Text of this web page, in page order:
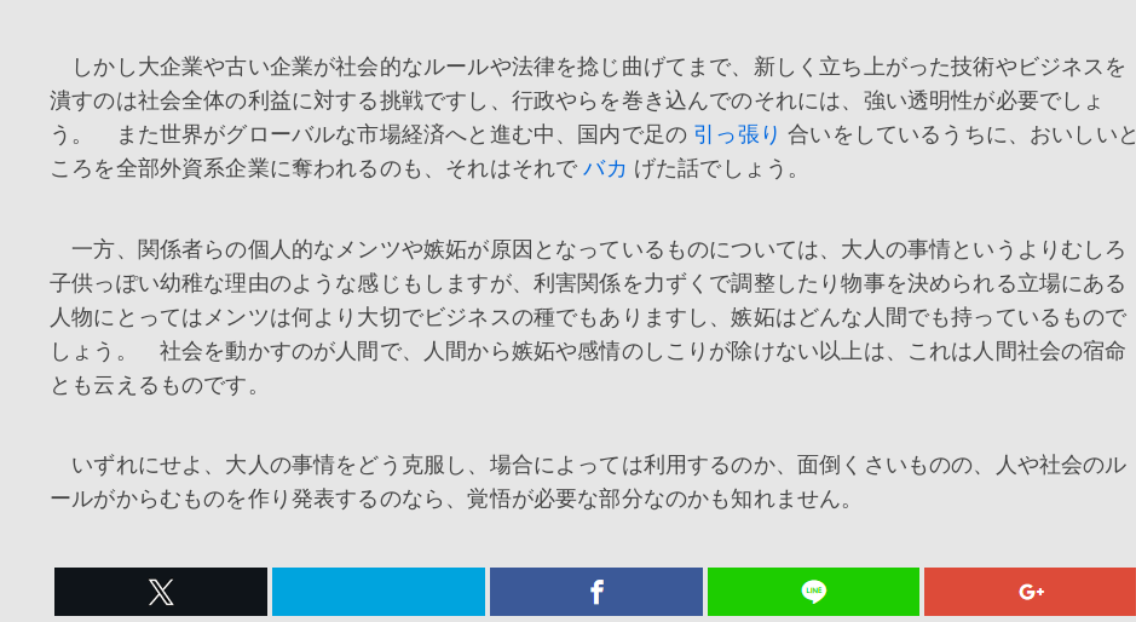
しかし大企業や古い企業が社会的なルールや法律を捻じ曲げてまで、新しく立ち上がった技術やビジネスを
潰すのは社会全体の利益に対する挑戦ですし、行政やらを巻き込んでのそれには、強い透明性が必要でしょ
う。 また世界がグローバルな市場経済へと進む中、国内で足の 引っ張り 合いをしているうちに、おいしいと
ころを全部外資系企業に奪われるのも、それはそれでバカ げた話でしょう。
一方、関係者らの個人的なメンツや嫉妬が原因となっているものについては、大人の事情というよりむしろ
子供っぽい幼稚な理由のような感じもしますが、利害関係を力ずくで調整したり物事を決められる立場にある
人物にとってはメンツは何より大切でビジネスの種でもありますし、嫉妬はどんな人間でも持っているもので
しょう。 社会を動かすのが人間で、人間から嫉妬や感情のしこりが除けない以上は、これは人間社会の宿命
とも云えるものです。
いずれにせよ、大人の事情をどう克服し、場合によっては利用するのか、面倒くさいものの、人や社会のル
ールがからむものを作り発表するのなら、覚悟が必要な部分なのかも知れません。